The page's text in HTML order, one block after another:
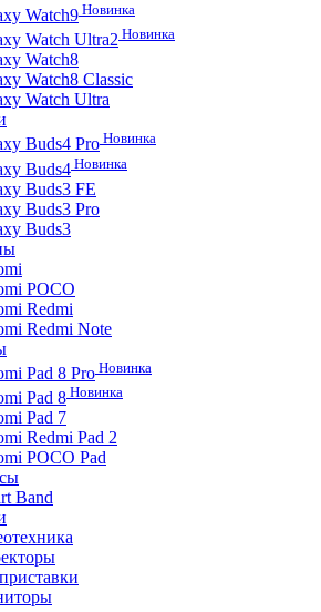
Watch9 Новинка
Watch Ultra2 Новинка
Watch8
Watch8 Classic
Watch Ultra
Buds4 Pro Новинка
Buds4 Новинка
Buds3 FE
Buds3 Pro
Buds3
POCO
Redmi
Redmi Note
Pad 8 Pro Новинка
Pad 8 Новинка
Pad 7
Redmi Pad 2
POCO Pad
Band